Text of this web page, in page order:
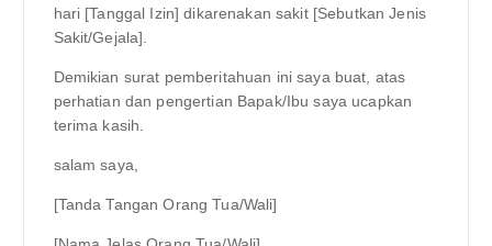
hari [Tanggal Izin] dikarenakan sakit [Sebutkan Jenis
Sakit/Gejala].
Demikian surat pemberitahuan ini saya buat, atas
perhatian dan pengertian Bapak/Ibu saya ucapkan
terima kasih.
salam saya,
[Tanda Tangan Orang Tua/Wali]